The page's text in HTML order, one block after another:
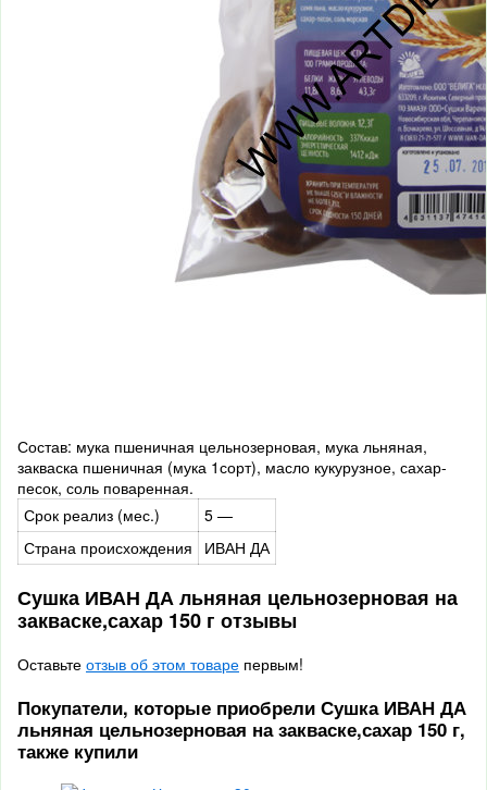
Состав: мука пшеничная цельнозерновая, мука льняная,
закваска пшеничная (мука 1сорт), масло кукурузное, сахар-
песок, соль поваренная.
Срок реализ (мес.)
5 —
Страна происхождения
ИВАН ДА
Сушка ИВАН ДА льняная цельнозерновая на
закваске,сахар 150 г отзывы
Оставьте отзыв об этом товаре первым!
Покупатели, которые приобрели Сушка ИВАН ДА
льняная цельнозерновая на закваске,сахар 150 г,
также купили